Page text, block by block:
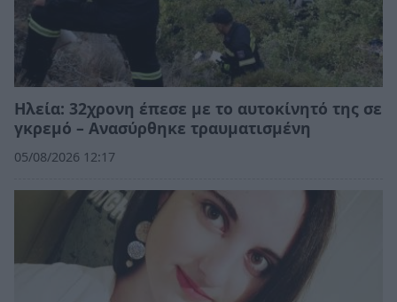
Ηλεία: 32χρονη έπεσε με το αυτοκίνητό της σε
γκρεμό – Ανασύρθηκε τραυματισμένη
05/08/2026 12:17